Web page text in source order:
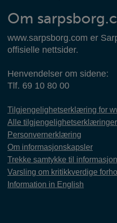
Om
www.sarpsborg.com er
offisielle nettsider.
Henvendelser om sidene:
Tlf. 69 10 80 00
Tilgjengelighetserklæring for
Alle tilgjengelighetserklæringer
Personvernerklæring
Om informasjonskapsler
Trekke samtykke til
Varsling om kritikkverdige
Information in English